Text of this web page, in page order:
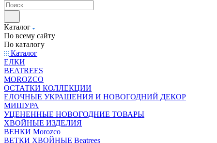
Каталог
По всему сайту
По каталогу
Каталог
ЕЛКИ
BEATREES
MOROZCO
ОСТАТКИ КОЛЛЕКЦИИ
ЕЛОЧНЫЕ УКРАШЕНИЯ И НОВОГОДНИЙ ДЕКОР
МИШУРА
УЦЕНЕННЫЕ НОВОГОДНИЕ ТОВАРЫ
ХВОЙНЫЕ ИЗДЕЛИЯ
ВЕНКИ Morozco
ВЕТКИ ХВОЙНЫЕ Beatrees